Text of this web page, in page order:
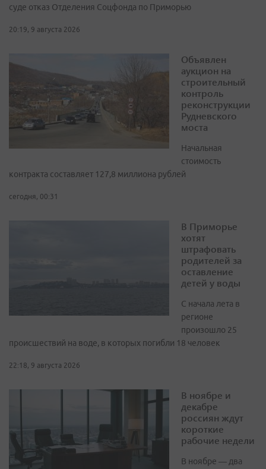
суде отказ Отделения Соцфонда по Приморью
20:19, 9 августа 2026
Объявлен
аукцион на
строительный
контроль
реконструкции
Рудневского
моста
Начальная
стоимость
контракта составляет 127,8 миллиона рублей
сегодня, 00:31
В Приморье
хотят
штрафовать
родителей за
оставление
детей у воды
С начала лета в
регионе
произошло 25
происшествий на воде, в которых погибли 18 человек
22:18, 9 августа 2026
В ноябре и
декабре
россиян ждут
короткие
рабочие недели
В ноябре — два